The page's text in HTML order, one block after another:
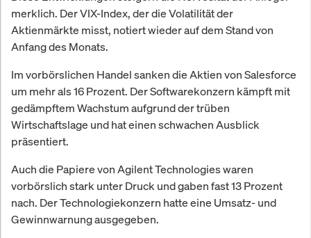
merklich. Der VIX-Index, der die Volatilität der
Aktienmärkte misst, notiert wieder auf dem Stand von
Anfang des Monats.
Im vorbörslichen Handel sanken die Aktien von Salesforce
um mehr als 16 Prozent. Der Softwarekonzern kämpft mit
gedämpftem Wachstum aufgrund der trüben
Wirtschaftslage und hat einen schwachen Ausblick
präsentiert.
Auch die Papiere von Agilent Technologies waren
vorbörslich stark unter Druck und gaben fast 13 Prozent
nach. Der Technologiekonzern hatte eine Umsatz- und
Gewinnwarnung ausgegeben.